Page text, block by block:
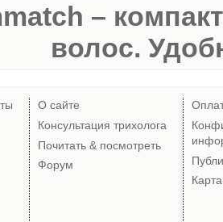
–
волос.
О сайте
Консультация трихолога
Почитать & посмотреть
Форум